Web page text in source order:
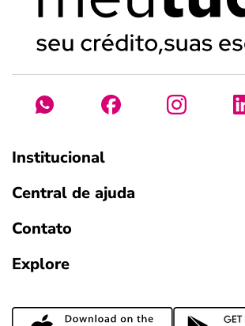
Institucional
Central de ajuda
Contato
Explore